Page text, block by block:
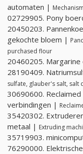
automaten |
02729905. Pony
20450203.
gekochte bloem |
purchased flour
20460205. Margarine
28190409.
sulfate, glauber's salt, salt
30690600.
verbindingen |
35420302.
metaal | Extruding
35719903.
76290000.